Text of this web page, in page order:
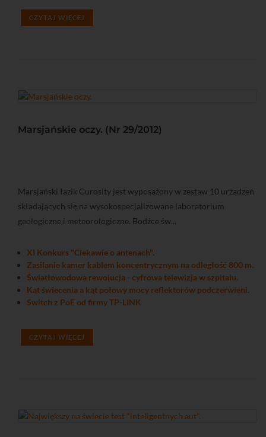
CZYTAJ WIĘCEJ
Marsjańskie oczy. (Nr 29/2012)
Marsjański łazik Curosity jest wyposażony w zestaw 10 urządzeń
składających się na wysokospecjalizowane laboratorium
geologiczne i meteorologiczne. Bodźce św...
XI Konkurs "Ciekawie o antenach".
Zasilanie kamer kablem koncentrycznym na odległość 800 m.
Światłowodowa rewolucja - cyfrowa telewizja w szpitalu.
Kąt świecenia a kąt połowy mocy reflektorów podczerwieni.
Switch z PoE od firmy TP-LINK
CZYTAJ WIĘCEJ